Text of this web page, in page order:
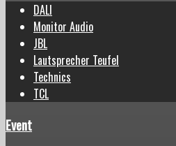
DALI
Monitor Audio
JBL
Lautsprecher Teufel
Technics
TCL
Event